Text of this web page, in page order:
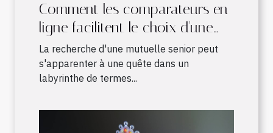
Comment les comparateurs en
ligne facilitent le choix d'une
mutuelle senior adaptée
La recherche d'une mutuelle senior peut
s'apparenter à une quête dans un
labyrinthe de termes...